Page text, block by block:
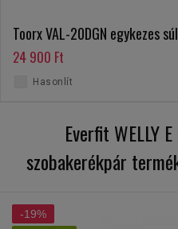
Toorx VAL-20DGN egykezes
24 900 Ft
Hasonlít
Everfit WELLY
szobakerékpár
-19%